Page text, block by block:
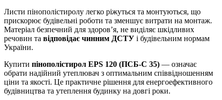
Листи пінополістиролу легко ріжуться та монтуються, що
прискорює будівельні роботи та зменшує витрати на монтаж.
Матеріал безпечний для здоров’я, не виділяє шкідливих
речовин та відповідає чинним ДСТУ і будівельним нормам
України.
Купити пінополістирол EPS 120 (ПСБ-С 35) — означає
обрати надійний утеплювач з оптимальним співвідношенням
ціни та якості. Це практичне рішення для енергоефективного
будівництва та утеплення будинку на довгі роки.